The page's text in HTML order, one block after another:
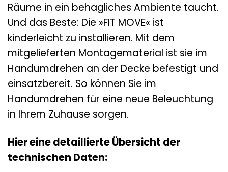
Räume in ein behagliches Ambiente taucht.
Und das Beste: Die »FIT MOVE« ist
kinderleicht zu installieren. Mit dem
mitgelieferten Montagematerial ist sie im
Handumdrehen an der Decke befestigt und
einsatzbereit. So können Sie im
Handumdrehen für eine neue Beleuchtung
in Ihrem Zuhause sorgen.
Hier eine detaillierte Übersicht der
technischen Daten: